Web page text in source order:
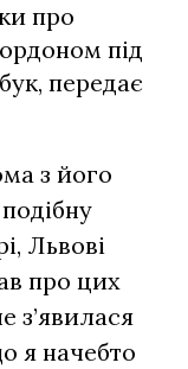
про
під
передає
з його
Львові
про цих
з’явилася
я начебто